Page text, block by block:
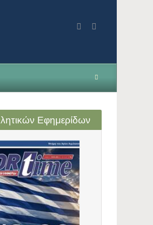
Εφημερίδων